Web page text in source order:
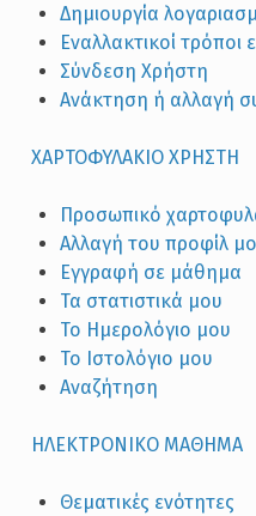
Δημιουργία
Εναλλακτικοί
Σύνδεση Χρήστη
Ανάκτηση ή αλλαγή
ΧΑΡΤΟΦΥΛΑΚΙΟ ΧΡΗΣΤΗ
Προσωπικό
Αλλαγή του προφίλ
Εγγραφή σε μάθημα
Τα στατιστικά μου
Το Ημερολόγιο μου
Το Ιστολόγιο μου
Αναζήτηση
ΗΛΕΚΤΡΟΝΙΚΟ ΜΑΘΗΜΑ
Θεματικές ενότητες